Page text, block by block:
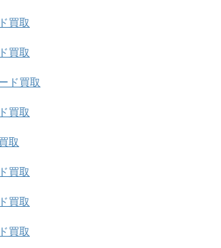
買取
買取
ド買取
買取
取
買取
買取
買取